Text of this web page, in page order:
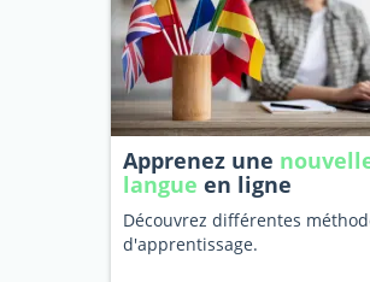
Apprenez une
langue en ligne
Découvrez différentes
d'apprentissage.